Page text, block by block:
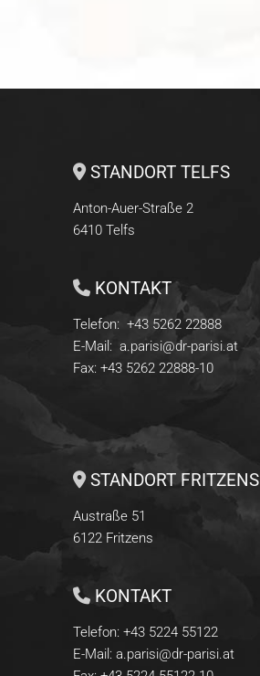
STANDORT TELFS
Anton-Auer-Straße 2
6410 Telfs
 KONTAKT
Telefon: +43 5262 22888
E-Mail: a.parisi@dr-parisi.at
Fax: +43 5262 22888-10
STANDORT FRITZENS
Austraße 51
6122 Fritzens
 KONTAKT
Telefon: +43 5224 55122
E-Mail: a.parisi@dr-parisi.at